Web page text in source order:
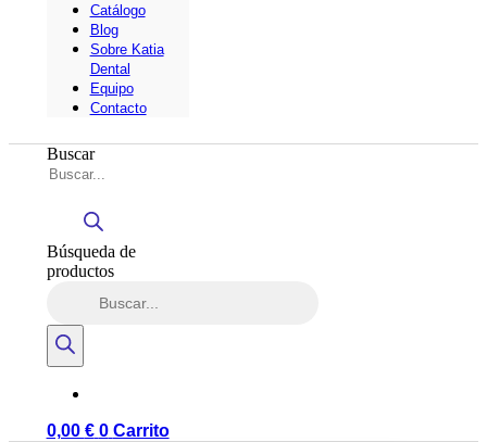
Catálogo
Blog
Sobre Katia
Dental
Equipo
Contacto
Buscar
Búsqueda de
productos
0,00 € 0 Carrito